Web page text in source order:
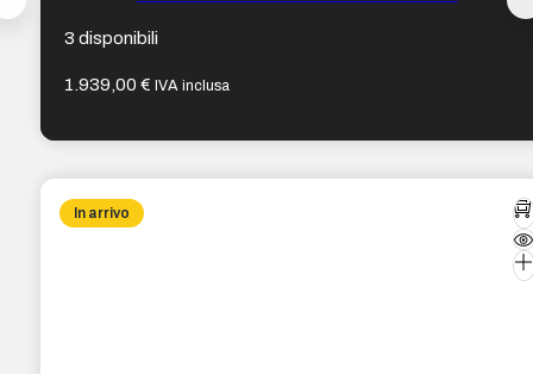
3 disponibili
1.939,00€ IVA inclusa
In arrivo